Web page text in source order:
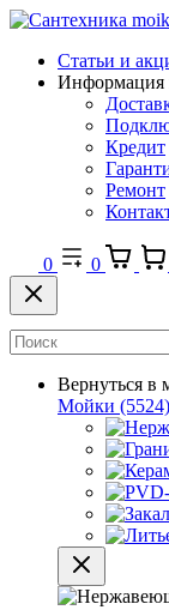
Статьи и
Информация
Кредит
Ремонт
0 0
Вернуться в
Мойки (5524)